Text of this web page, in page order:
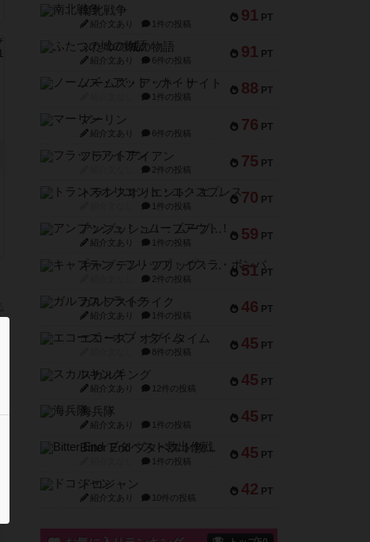
91 PT
南北戦争
紹介文あり 1件の投稿
91 PT
ふたつの城の物語
紹介文あり 6件の投稿
88 PT
ノームズ・アット・ナイト
1件の投稿
76 PT
マーリン
紹介文あり 6件の投稿
75 PT
フラットアイアン
2件の投稿
70 PT
トランスオリエント・エクスプレス
1件の投稿
59 PT
アンブッシュ！：ムーブアウト！
紹介文あり 1件の投稿
51 PT
キャプテン・フリップ：イスラ・ボンバ
2件の投稿
46 PT
ガルフストライク
紹介文あり 1件の投稿
45 PT
エコーズ・オブ・タイム
8件の投稿
45 PT
スカルキング
紹介文あり 12件の投稿
45 PT
海兵隊
紹介文あり 1件の投稿
45 PT
Bitter End ブタペスト救出作戦
1件の投稿
42 PT
ドコジャン
紹介文あり 10件の投稿